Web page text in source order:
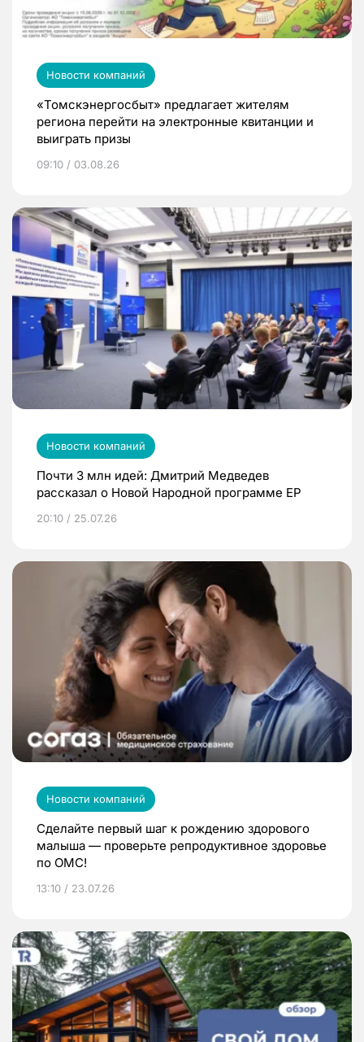
Новости компаний
«Томскэнергосбыт» предлагает жителям
региона перейти на электронные квитанции и
выиграть призы
09:10 / 03.08.26
Новости компаний
Почти 3 млн идей: Дмитрий Медведев
рассказал о Новой Народной программе ЕР
20:10 / 25.07.26
Новости компаний
Сделайте первый шаг к рождению здорового
малыша — проверьте репродуктивное здоровье
по ОМС!
13:10 / 23.07.26